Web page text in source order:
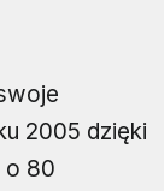
2005 dzięki
o 80